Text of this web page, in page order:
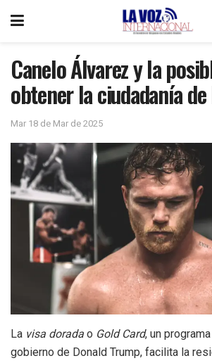
Canelo Álvarez y la
obtener la ciudadanía de
Mar 18 de Mar de 2025
La visa dorada o Gold Card, un
gobierno de Donald Trump, facilita la